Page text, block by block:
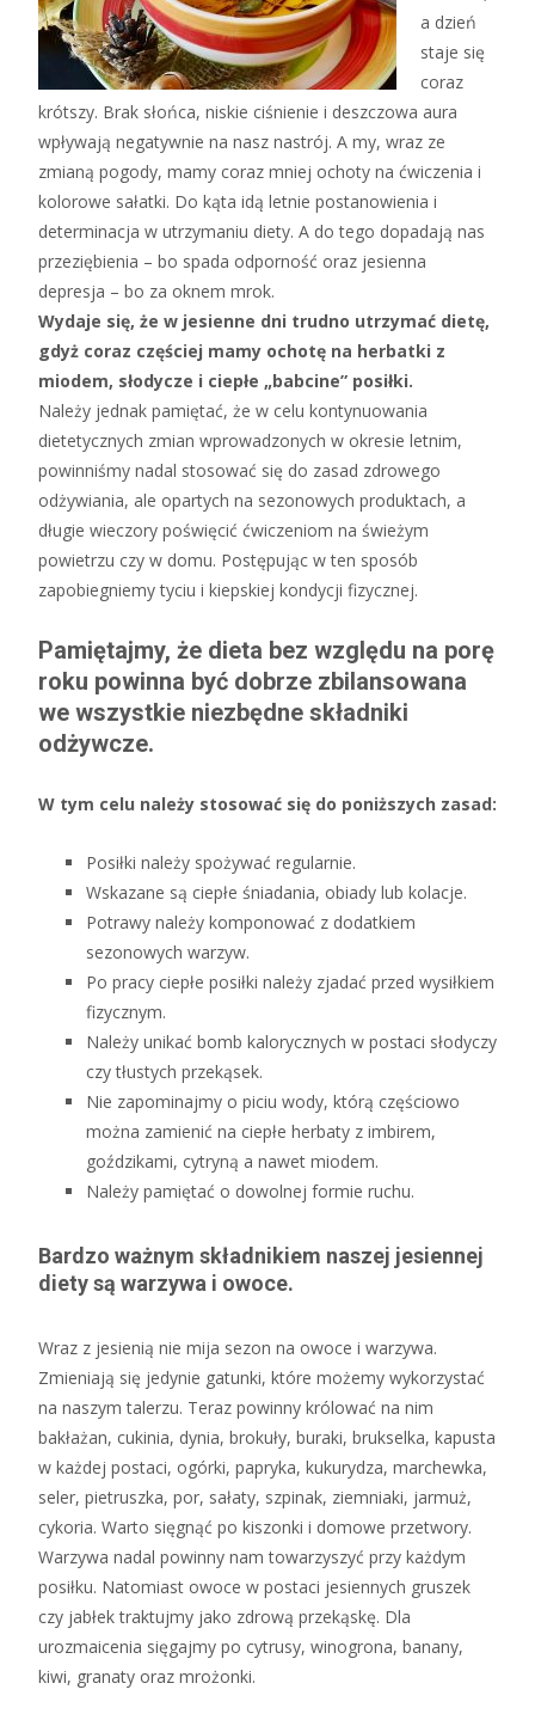
a dzień
staje się
coraz
krótszy. Brak słońca, niskie ciśnienie i deszczowa aura
wpływają negatywnie na nasz nastrój. A my, wraz ze
zmianą pogody, mamy coraz mniej ochoty na ćwiczenia i
kolorowe sałatki. Do kąta idą letnie postanowienia i
determinacja w utrzymaniu diety. A do tego dopadają nas
przeziębienia – bo spada odporność oraz jesienna
depresja – bo za oknem mrok.
Wydaje się, że w jesienne dni trudno utrzymać dietę,
gdyż coraz częściej mamy ochotę na herbatki z
miodem, słodycze i ciepłe „babcine” posiłki.
Należy jednak pamiętać, że w celu kontynuowania
dietetycznych zmian wprowadzonych w okresie letnim,
powinniśmy nadal stosować się do zasad zdrowego
odżywiania, ale opartych na sezonowych produktach, a
długie wieczory poświęcić ćwiczeniom na świeżym
powietrzu czy w domu. Postępując w ten sposób
zapobiegniemy tyciu i kiepskiej kondycji fizycznej.
Pamiętajmy, że dieta bez względu na porę
roku powinna być dobrze zbilansowana
we wszystkie niezbędne składniki
odżywcze.
W tym celu należy stosować się do poniższych zasad:
Posiłki należy spożywać regularnie.
Wskazane są ciepłe śniadania, obiady lub kolacje.
Potrawy należy komponować z dodatkiem
sezonowych warzyw.
Po pracy ciepłe posiłki należy zjadać przed wysiłkiem
fizycznym.
Należy unikać bomb kalorycznych w postaci słodyczy
czy tłustych przekąsek.
Nie zapominajmy o piciu wody, którą częściowo
można zamienić na ciepłe herbaty z imbirem,
goździkami, cytryną a nawet miodem.
Należy pamiętać o dowolnej formie ruchu.
Bardzo ważnym składnikiem naszej jesiennej
diety są warzywa i owoce.
Wraz z jesienią nie mija sezon na owoce i warzywa.
Zmieniają się jedynie gatunki, które możemy wykorzystać
na naszym talerzu. Teraz powinny królować na nim
bakłażan, cukinia, dynia, brokuły, buraki, brukselka, kapusta
w każdej postaci, ogórki, papryka, kukurydza, marchewka,
seler, pietruszka, por, sałaty, szpinak, ziemniaki, jarmuż,
cykoria. Warto sięgnąć po kiszonki i domowe przetwory.
Warzywa nadal powinny nam towarzyszyć przy każdym
posiłku. Natomiast owoce w postaci jesiennych gruszek
czy jabłek traktujmy jako zdrową przekąskę. Dla
urozmaicenia sięgajmy po cytrusy, winogrona, banany,
kiwi, granaty oraz mrożonki.